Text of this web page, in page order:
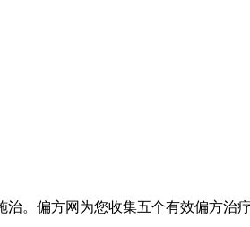
。偏方网为您收集五个有效偏方